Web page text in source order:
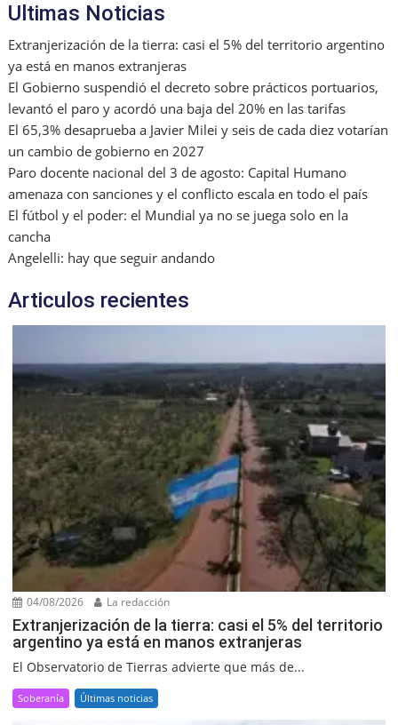
k
Ultimas Noticias
Extranjerización de la tierra: casi el 5% del territorio argentino
ya está en manos extranjeras
El Gobierno suspendió el decreto sobre prácticos portuarios,
levantó el paro y acordó una baja del 20% en las tarifas
El 65,3% desaprueba a Javier Milei y seis de cada diez votarían
un cambio de gobierno en 2027
Paro docente nacional del 3 de agosto: Capital Humano
amenaza con sanciones y el conflicto escala en todo el país
El fútbol y el poder: el Mundial ya no se juega solo en la
cancha
Angelelli: hay que seguir andando
Articulos recientes
04/08/2026 La redacción
Extranjerización de la tierra: casi el 5% del territorio
argentino ya está en manos extranjeras
El Observatorio de Tierras advierte que más de...
Soberanía Últimas noticias